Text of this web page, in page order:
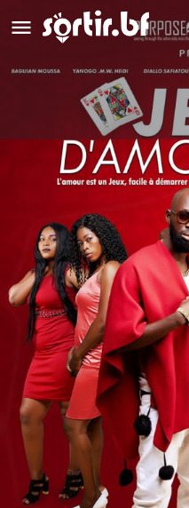
Jeux d'amour
Laisser un avis
Description
Un film de Victor Emeghara
Où ?
Ciné Neerwaya